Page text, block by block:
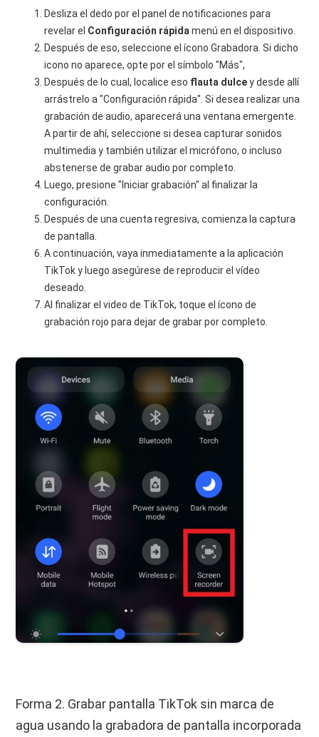
Desliza el dedo por el panel de notificaciones para
revelar el Configuración rápidamenú en el dispositivo.
Después de eso, seleccione el ícono Grabadora. Si dicho
icono no aparece, opte por el símbolo "Más",
Después de lo cual, localice eso flauta dulcey desde allí
arrástrelo a "Configuración rápida". Si desea realizar una
grabación de audio, aparecerá una ventana emergente.
A partir de ahí, seleccione si desea capturar sonidos
multimedia y también utilizar el micrófono, o incluso
abstenerse de grabar audio por completo.
Luego, presione "Iniciar grabación" al finalizar la
configuración.
Después de una cuenta regresiva, comienza la captura
de pantalla.
A continuación, vaya inmediatamente a la aplicación
TikTok y luego asegúrese de reproducir el vídeo
deseado.
Al finalizar el video de TikTok, toque el ícono de
grabación rojo para dejar de grabar por completo.
Forma 2. Grabar pantalla TikTok sin marca de
agua usando la grabadora de pantalla incorporada